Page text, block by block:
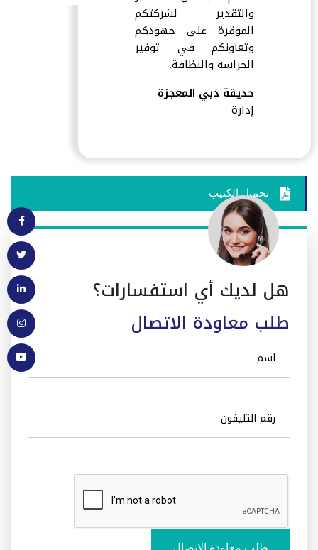
والتقدير لشركتكم
الموقرة على جهودكم
وتعاونكم في توفير
الحراسة والنظافة.
حديقة دبي المعجزة
إدارة
تحميل الكتيب
هل لديك أي استفسارات؟
طلب معاودة الاتصال